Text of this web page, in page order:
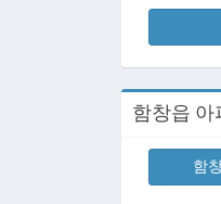
함창읍 아
함